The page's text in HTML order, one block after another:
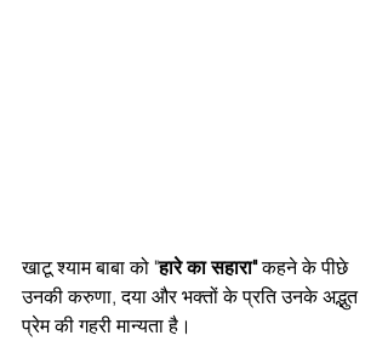
खाटू श्याम बाबा को "हारे का सहारा" कहने के पीछे
उनकी करुणा, दया और भक्तों के प्रति उनके अद्भुत
प्रेम की गहरी मान्यता है।